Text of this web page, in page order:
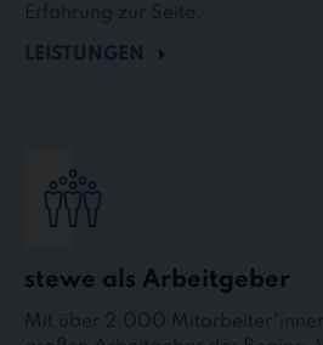
Erfahrung zur Seite.
LEISTUNGEN
stewe als Arbeitgeber
Mit über 2.000